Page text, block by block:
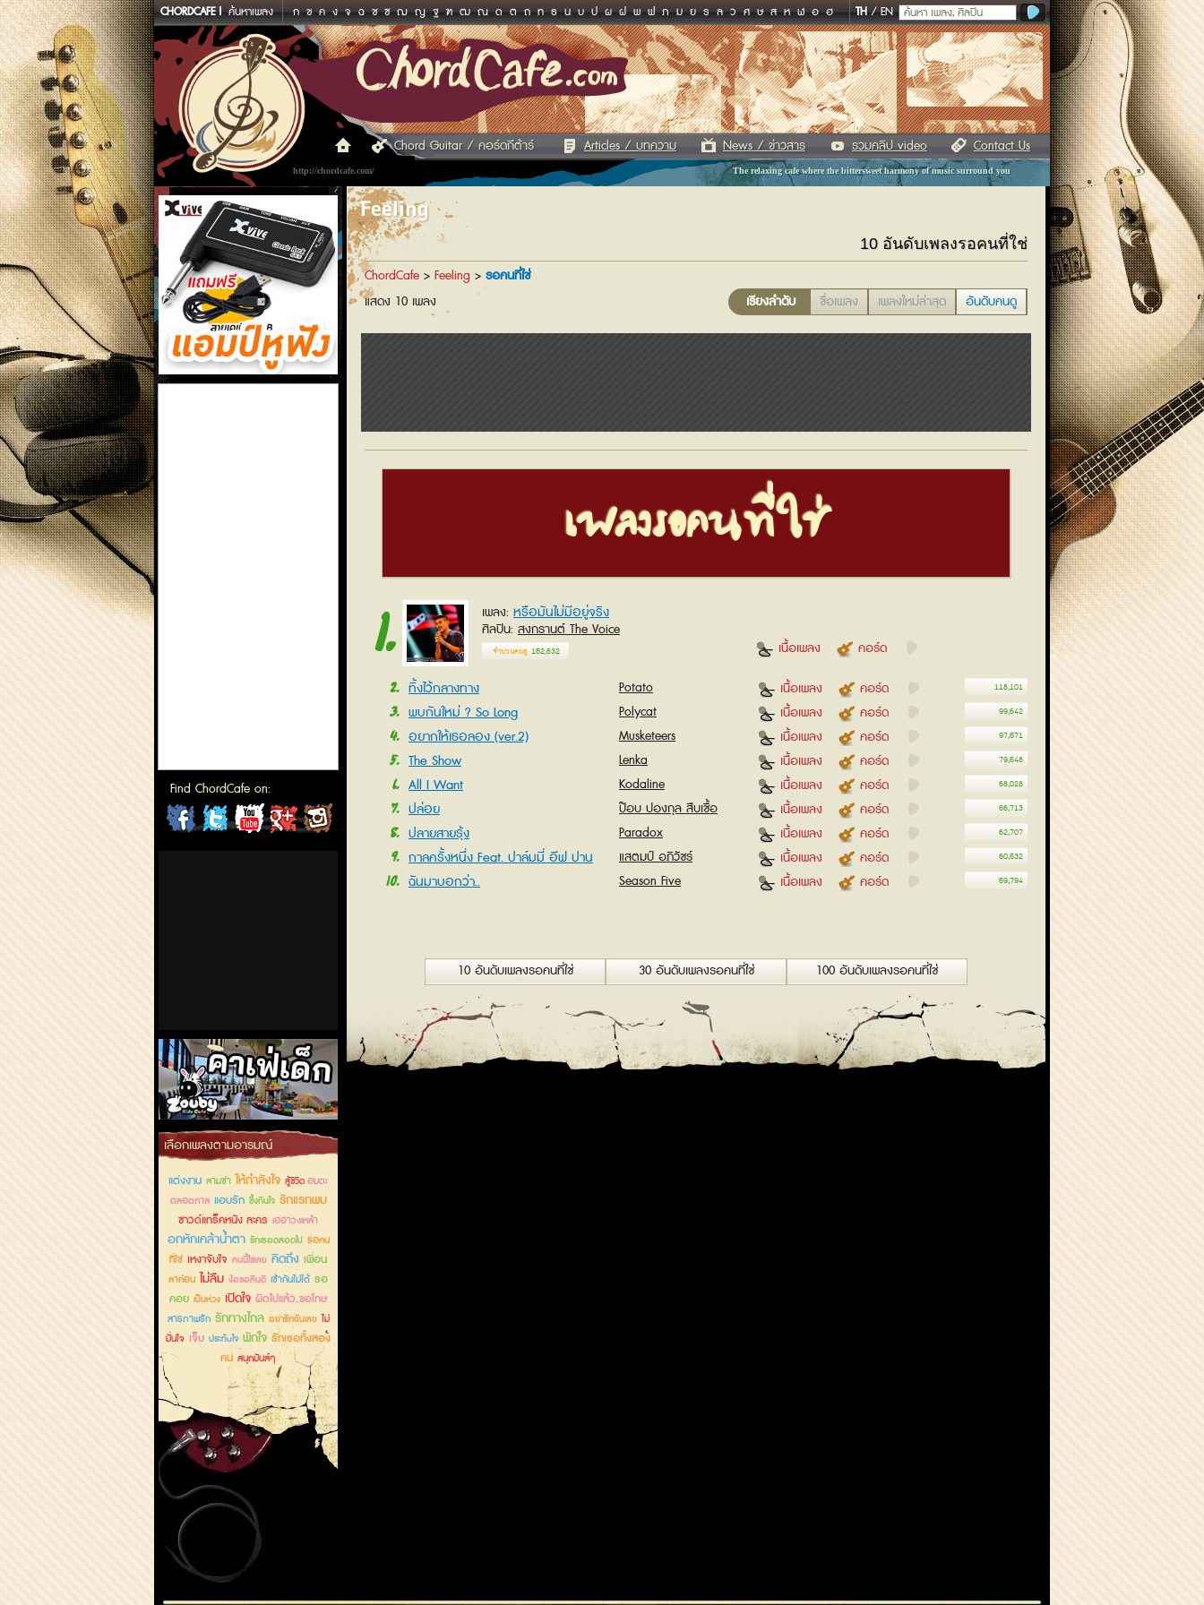
CHORDCAFE ค้นหาเพลง ก ข ค ง จ ฉ ช ซ ฌ ญ ฐ ฑ ฒ ณ ด ต ถ ท ธ น บ ป ผ ฝ พ ฟ ภ ม ย ร ล ว ศ ษ ส ห ฬ อ ฮ TH/EN
The relaxing cafe where the bittersweet harmony of music surround you
http://chordcafe.com/
Chord Guitar / คอร์ดกีต้าร์ Articles / บทความ News / ข่าวสาร รวมคลิป video Contact Us
แอมป์หูฟัง
Find ChordCafe on:
ChordCafeChordCafeChordCafeChordCafe
คาเฟ่เด็กลำลูกกา
เลือกเพลงตามอารมณ์
แต่งงาน สามช่า ให้กำลังใจ สู้ชีวิตอมตะ
ตลอดกาล แอบรัก ซึ้งกินใจ รักแรกพบ
ซาวด์แทร็คหนัง ละคร เฮฮาวงเหล้า
อกหักเคล้าน้ำตา รักเธอตลอดไป รอคน
ที่ใช่ เหงาจับใจ คนนี้ใช่เลย คิดถึง เพื่อน
ลาก่อน ไม่ลืม ง้อขอคืนดี เข้ากันไม่ได้ รอ
คอย เป็นห่วง เปิดใจ ผิดไปแล้ว..ขอโทษ
สารภาพรัก รักทางไกล อย่ารักฉันเลย ไม่
มั่นใจ เจ็บ ประทับใจ พักใจ รักเธอทั้งสอง
คน สนุกมันส์ๆ
Feeling
10 อันดับเพลงรอคนที่ใช่
ChordCafe > Feeling > รอคนที่ใช่
แสดง 10 เพลง
เรียงลำดับ ชื่อเพลง เพลงใหม่ล่าสุด อันดับคนดู
เพลงรอคนที่ใช่
1 เพลง หรือมันไม่มีอยู่จริง
ศิลปิน สงกรานต์ The Voice
คอร์ด
เนื้อเพลง
จำนวนคนดู 152,632
2 ทิ้งไว้กลางทาง Potato 118,101
คอร์ด
เนื้อเพลง
3 พบกันใหม่ ? So Long Polycat 99,642
คอร์ด
เนื้อเพลง
4 อยากให้เธอลอง (ver.2) Musketeers 97,571
คอร์ด
เนื้อเพลง
5 The Show Lenka 79,548
คอร์ด
เนื้อเพลง
6 All I Want Kodaline 68,028
คอร์ด
เนื้อเพลง
7 ปล่อย ป๊อบ ปองกุล สืบเชื้อ 66,713
คอร์ด
เนื้อเพลง
8 ปลายสายรุ้ง Paradox 62,707
คอร์ด
เนื้อเพลง
9
กาลครั้งหนึ่ง Feat. ปาล์มมี่ อีฟ ปาน
เจริญ
แสตมป์ อภิวัชร์ 60,532
คอร์ด
เนื้อเพลง
10 ฉันมาบอกว่า.. Season Five 59,794
คอร์ด
เนื้อเพลง
10 อันดับเพลงรอคนที่ใช่ 30 อันดับเพลงรอคนที่ใช่ 100 อันดับเพลงรอคนที่ใช่